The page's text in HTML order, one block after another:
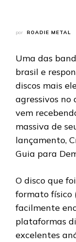
por ROADIE METAL
Uma das
brasil e
discos mais
agressivos no
vem
massiva de
lançamento,
Guia para
O disco que
formato físico
facilmente
plataformas
excelentes